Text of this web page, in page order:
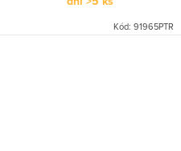
Kód: 91965PTR